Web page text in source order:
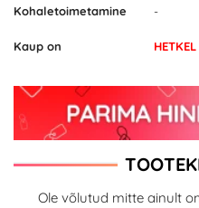
Kohaletoimetamine -
Kaup on
Ole võlutud mitte ainult